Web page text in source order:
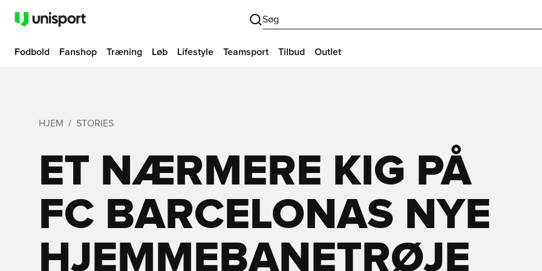
Søg
Fodbold Fanshop Træning Løb Lifestyle Teamsport Tilbud Outlet
HJEM STORIES
ET NÆRMERE KIG PÅ
FC BARCELONAS NYE
HJEMMEBANETRØJE